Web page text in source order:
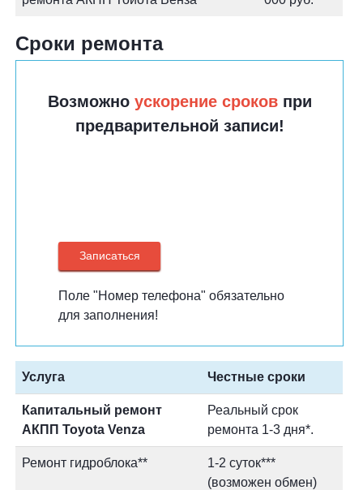
Сроки ремонта
Возможно ускорение сроковпри
предварительной записи!
Поле "Номер телефона" обязательно
для заполнения!
Услуга Честные сроки
Капитальный ремонт
АКПП Toyota Venza
Реальный срок
ремонта 1-3 дня*.
Ремонт гидроблока**
1-2 суток***
(возможен обмен)